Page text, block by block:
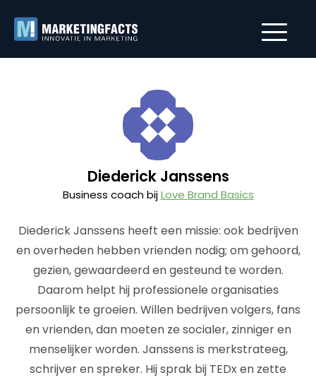
Diederick Janssens
Business coach bijLove Brand Basics
Diederick Janssens heeft een missie: ook bedrijven
en overheden hebben vrienden nodig; om gehoord,
gezien, gewaardeerd en gesteund te worden.
Daarom helpt hij professionele organisaties
persoonlijk te groeien. Willen bedrijven volgers, fans
en vrienden, dan moeten ze socialer, zinniger en
menselijker worden. Janssens is merkstrateeg,
schrijver en spreker. Hij sprak bij TEDx en zette